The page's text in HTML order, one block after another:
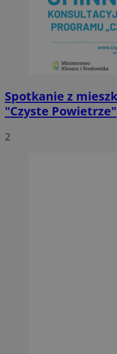
Spotkanie z
"Czyste Powietrze"
2